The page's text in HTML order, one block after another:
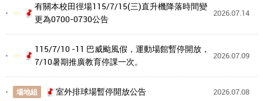
有關本校田徑場115/7/15(三)直升機降落時間變
更為0700-0730公告
2026.07.14
115/7/10 -11 巴威颱風假，運動場館暫停開放，
7/10暑期推廣教育停課一次。
2026.07.09
場地組 室外排球場暫停開放公告 2026.07.08